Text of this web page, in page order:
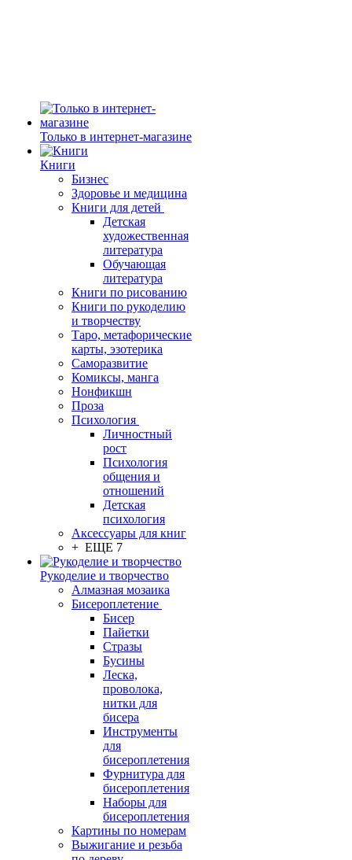
Только в интернет-магазине
Книги
Бизнес
Здоровье и медицина
Книги для детей
Детская
художественная
литература
Обучающая
литература
Книги по рисованию
Книги по рукоделию
и творчеству
Таро, метафорические
карты, эзотерика
Саморазвитие
Комиксы, манга
Нонфикшн
Проза
Психология
Личностный
рост
Психология
общения и
отношений
Детская
психология
Аксессуары для книг
+ ЕЩЕ 7
Рукоделие и творчество
Алмазная мозаика
Бисероплетение
Бисер
Пайетки
Стразы
Бусины
Леска,
проволока,
нитки для
бисера
Инструменты
для
бисероплетения
Фурнитура для
бисероплетения
Наборы для
бисероплетения
Картины по номерам
Выжигание и резьба